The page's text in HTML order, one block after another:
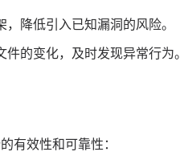
降低引入已知漏洞的风险。
的变化，及时发现异常行为。
有效性和可靠性：